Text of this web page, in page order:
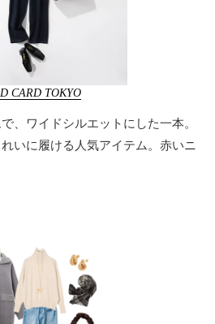
CARD TOKYO
、ワイドシルエットにした一本。
いに履ける人気アイテム。赤いニ